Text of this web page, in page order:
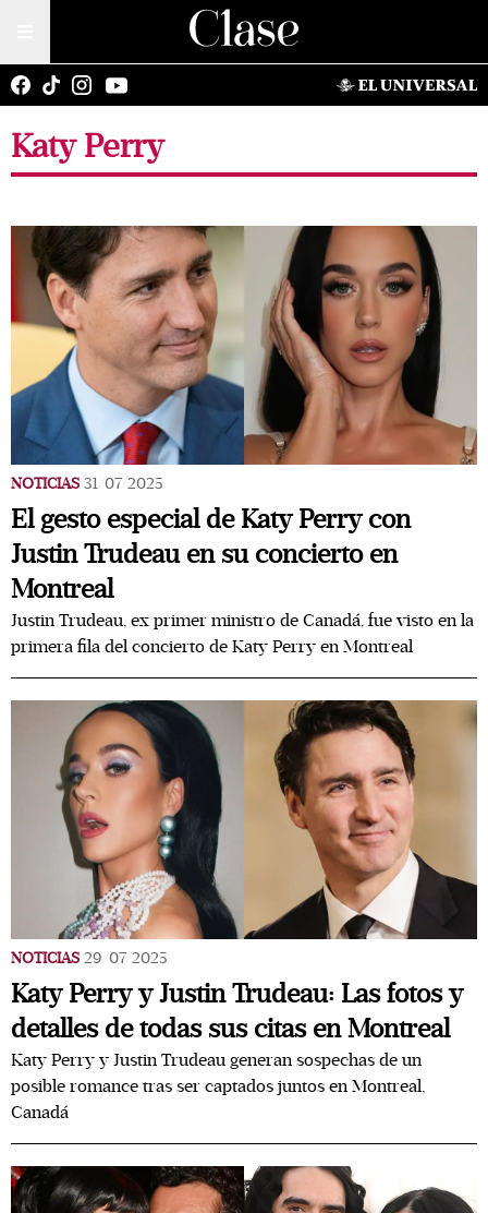
Katy Perry
NOTICIAS 31/07/2025
El gesto especial de Katy Perry con
Justin Trudeau en su concierto en
Montreal
Justin Trudeau, ex primer ministro de Canadá, fue visto en la
primera fila del concierto de Katy Perry en Montreal
NOTICIAS 29/07/2025
Katy Perry y Justin Trudeau: Las fotos y
detalles de todas sus citas en Montreal
Katy Perry y Justin Trudeau generan sospechas de un
posible romance tras ser captados juntos en Montreal,
Canadá